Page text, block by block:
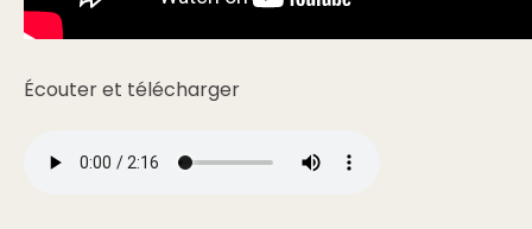
Écouter et télécharger